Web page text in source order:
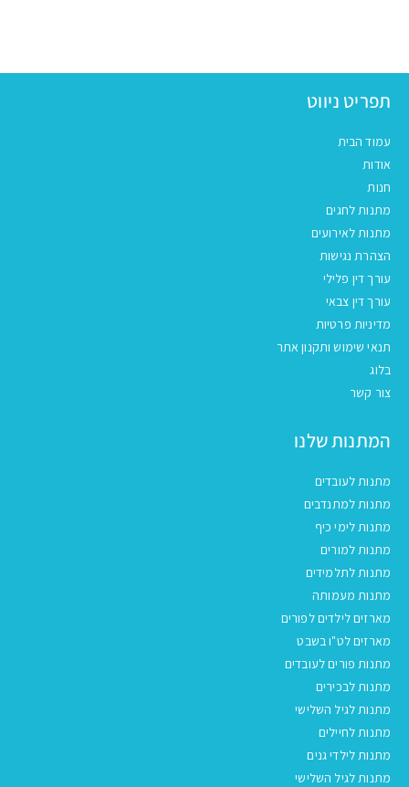
תפריט ניווט
עמוד הבית
אודות
חנות
מתנות לחגים
מתנות לאירועים
הצהרת נגישות
עורך דין פלילי
עורך דין צבאי
מדיניות פרטיות
תנאי שימוש ותקנון אתר
בלוג
צור קשר
המתנות שלנו
מתנות לעובדים
מתנות למתנדבים
מתנות לימי כיף
מתנות למורים
מתנות לתלמידים
מתנות מעמותה
מארזים לילדים לפורים
מארזים לט"ו בשבט
מתנות פורים לעובדים
מתנות לבכירים
מתנות לגיל השלישי
מתנות לחיילים
מתנות לילדי גנים
מתנות לגיל השלישי